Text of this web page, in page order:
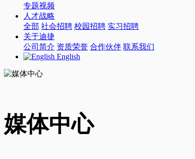
专题视频
人才战略
全部 社会招聘 校园招聘 实习招聘
关于迪捷
公司简介 资质荣誉 合作伙伴 联系我们
English
媒体中心